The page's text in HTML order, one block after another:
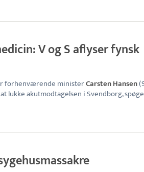
V og S aflyser fynsk
forhenværende ministerCarsten Hansen
lukke akutmodtagelsen i Svendborg,